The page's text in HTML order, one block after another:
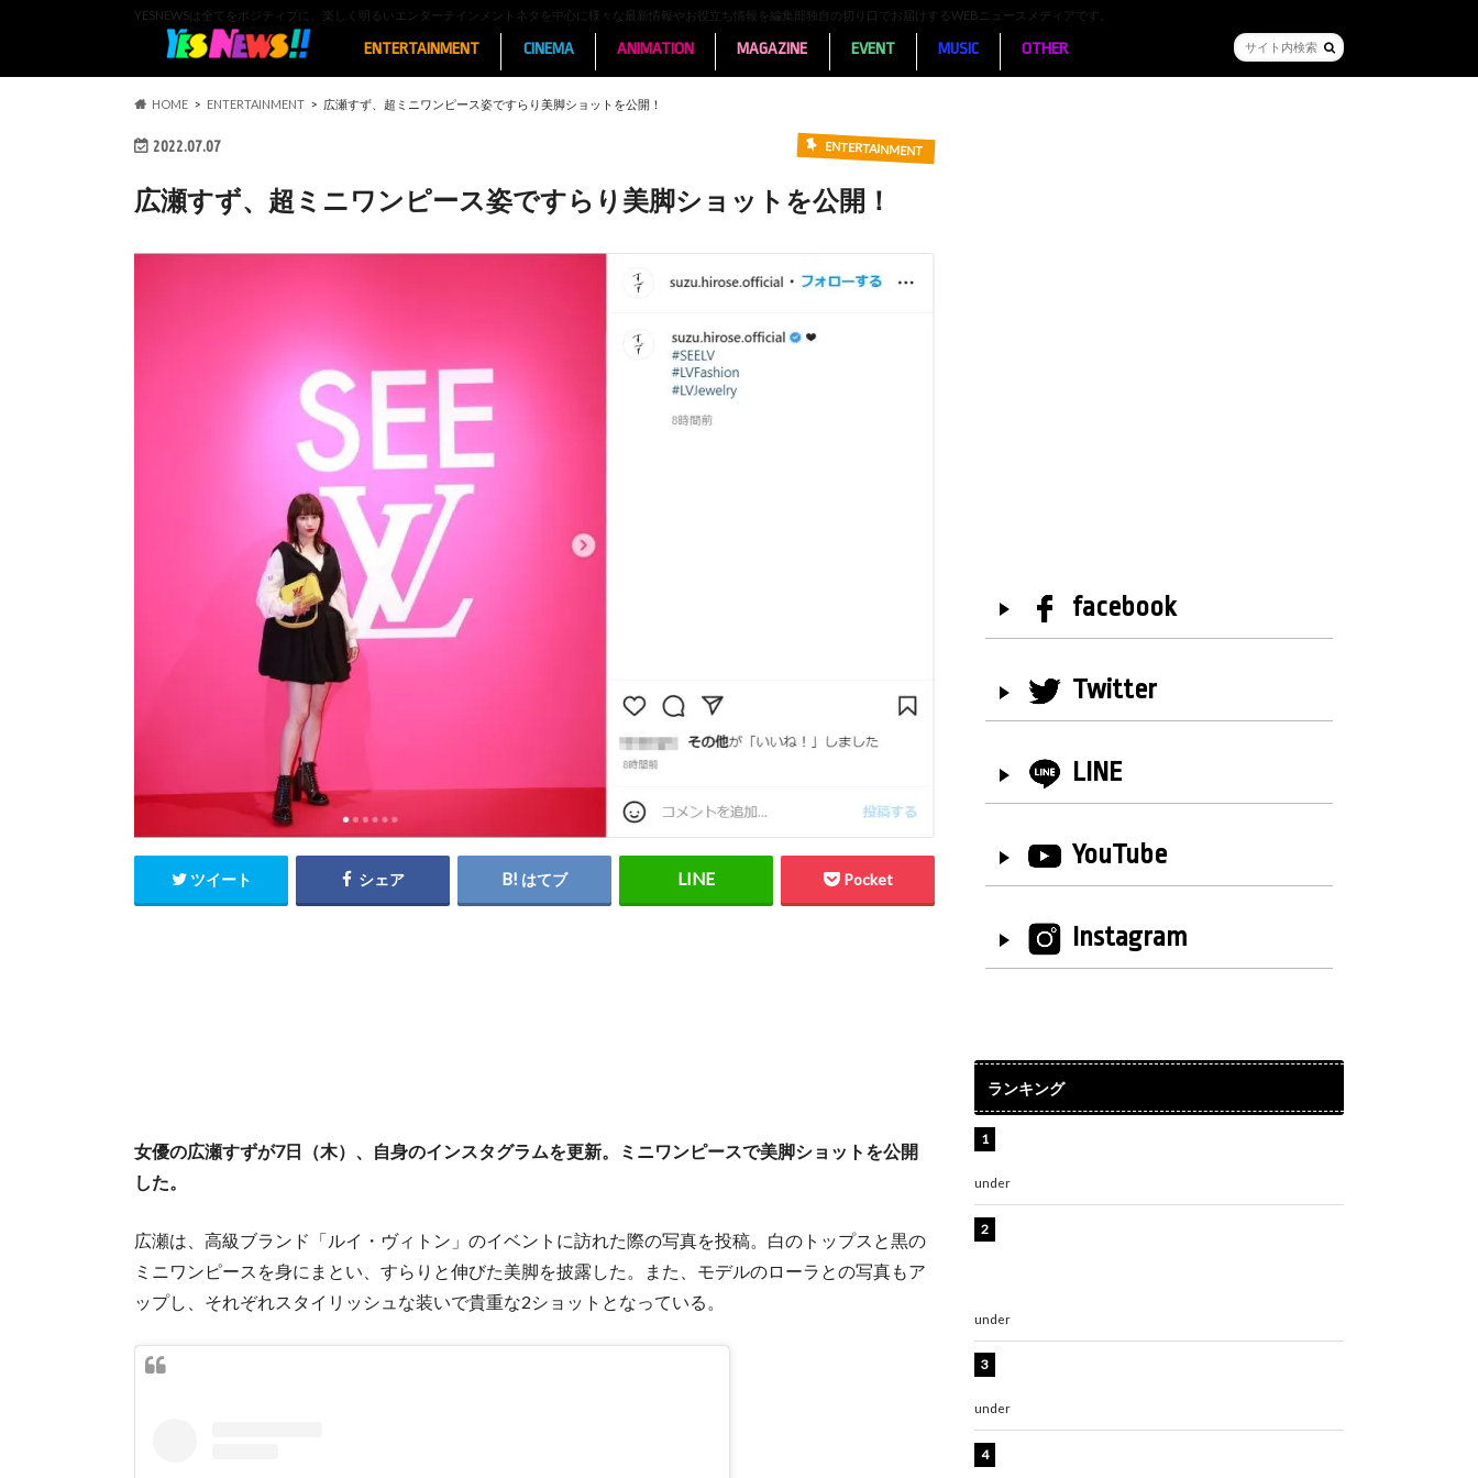
YESNEWSは全てをポジティブに、楽しく明るいエンターテインメントネタを中心に様々な最新情報やお役立ち情報を編集部独自の切り口でお届けするWEBニュースメディアです。
ENTERTAINMENT CINEMA ANIMATION MAGAZINE EVENT MUSIC OTHER
HOME ENTERTAINMENT 広瀬すず、超ミニワンピース姿ですらり美脚ショットを公開！
2022.07.07 ENTERTAINMENT
広瀬すず、超ミニワンピース姿ですらり美脚ショットを公開！
ツイート シェア はてブ Pocket
女優の広瀬すずが7日（木）、自身のインスタグラムを更新。ミニワンピースで美脚ショットを公開
した。
広瀬は、高級ブランド「ルイ・ヴィトン」のイベントに訪れた際の写真を投稿。白のトップスと黒の
ミニワンピースを身にまとい、すらりと伸びた美脚を披露した。また、モデルのローラとの写真もア
ップし、それぞれスタイリッシュな装いで貴重な2ショットとなっている。
facebook
Twitter
LINE
YouTube
Instagram
ランキング
under
under
under